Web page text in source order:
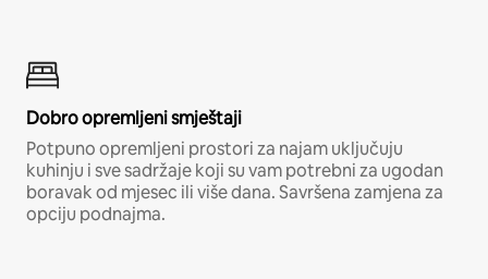
Dobro opremljeni smještaji
Potpuno opremljeni prostori za najam uključuju
kuhinju i sve sadržaje koji su vam potrebni za ugodan
boravak od mjesec ili više dana. Savršena zamjena za
opciju podnajma.